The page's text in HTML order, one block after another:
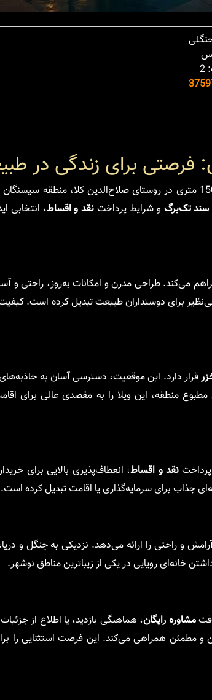
در جستجوی ویلایی هستید که آرامش طبیعت را با امکانات مدرن پیوند دهد؟ این ویلای 150 متری در روستای صلاح‌الدین کلا،
سند تک‌برگ و شرایط پرداخت نقد و اقساط، انتخابی
می‌کند. طراحی مدرن و امکانات به‌روز، راحتی و
بی‌نظیر برای دوستداران طبیعت تبدیل کرده است.
قرار دارد. این موقعیت، دسترسی آسان به
منطقه، این ویلا را به مقصدی عالی برای
نقد و اقساط، انعطاف‌پذیری بالایی برای
جذاب برای سرمایه‌گذاری یا اقامت تبدیل کرده است.
و راحتی را ارائه می‌دهد. نزدیکی به جنگل و
خانه‌ای رویایی در یکی از زیباترین مناطق نوشهر.
مشاوره رایگان، هماهنگی بازدید، یا اطلاع از
و مطمئن همراهی می‌کند. این فرصت استثنایی را